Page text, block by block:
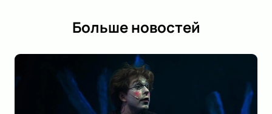
Больше новостей